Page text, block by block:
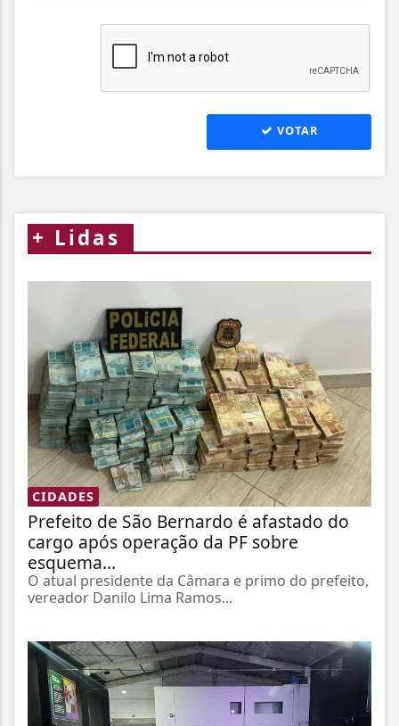
VOTAR
+ Lidas
CIDADES
Prefeito de São Bernardo é afastado do
cargo após operação da PF sobre
esquema...
O atual presidente da Câmara e primo do prefeito,
vereador Danilo Lima Ramos...